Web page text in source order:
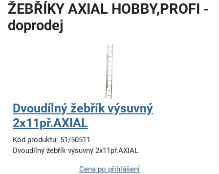
ŽEBŘÍKY AXIAL HOBBY,PROFI -
doprodej
Dvoudílný žebřík výsuvný
2x11př.AXIAL
Kód produktu: 51/50511
Dvoudílný žebřík výsuvný 2x11př.AXIAL
Cena po přihlášení